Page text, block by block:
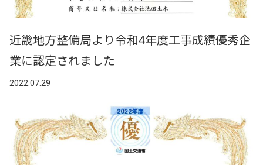
近畿地方整備局より令和4年度工事成績優秀企
業に認定されました
2022.07.29